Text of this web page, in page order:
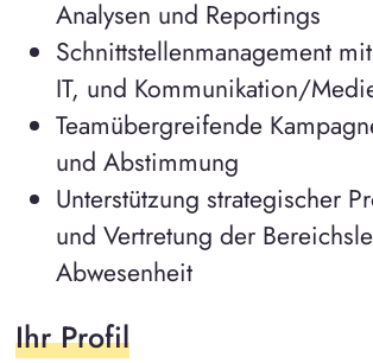
Analysen und Reportings
Schnittstellenmanagement
IT, und Kommunikation/
Teamübergreifende
und Abstimmung
Unterstützung strategischer
und Vertretung der
Abwesenheit
Ihr Profil